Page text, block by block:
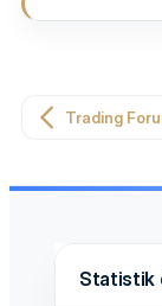
Trading
Statistik